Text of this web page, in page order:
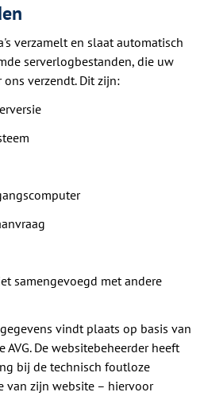
verzamelt en slaat automatisch
serverlogbestanden, die uw
verzendt. Dit zijn:
samengevoegd met andere
vindt plaats op basis van
De websitebeheerder heeft
bij de technisch foutloze
van zijn website – hiervoor